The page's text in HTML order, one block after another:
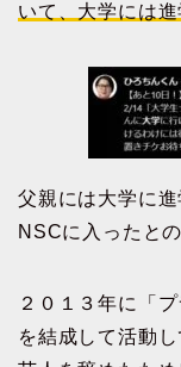
いて、大学には進
父親には大学に
NSCに入ったとの
２０１３年に「
を結成して活動